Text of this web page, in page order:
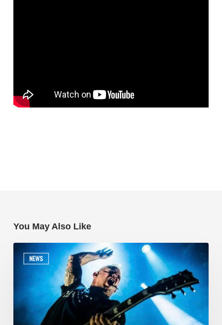
You May Also Like
NEWS